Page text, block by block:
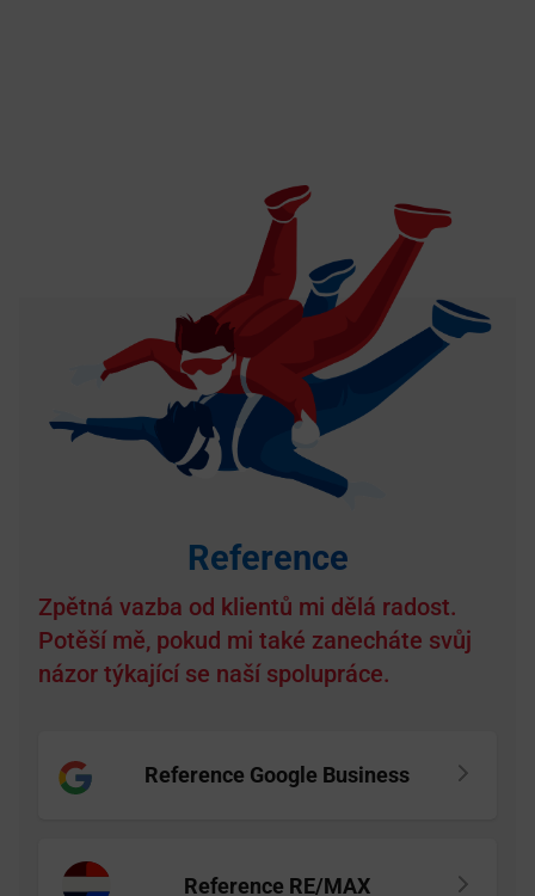
Reference
Zpětná vazba od klientů mi dělá radost.
Potěší mě, pokud mi také zanecháte svůj
názor týkající se naší spolupráce.
Reference Google Business
Reference RE/MAX